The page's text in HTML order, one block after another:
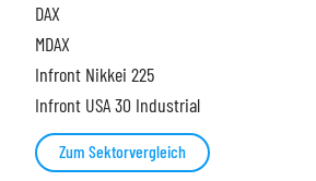
DAX
MDAX
Infront Nikkei 225
Infront USA 30 Industrial
Zum Sektorvergleich